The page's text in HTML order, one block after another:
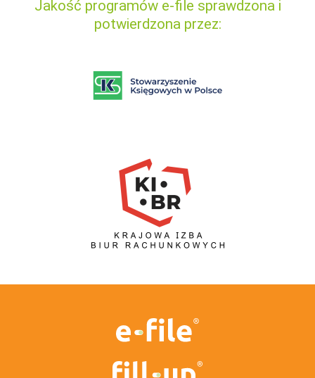
Jakość programów e-file sprawdzona i
potwierdzona przez: